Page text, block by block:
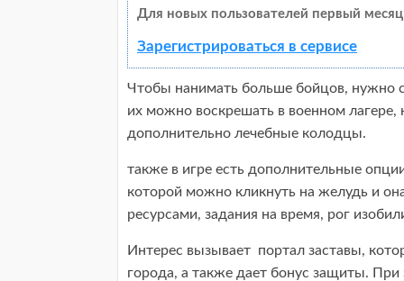
Для новых пользователей первый
Зарегистрироваться в сервисе
Чтобы нанимать больше бойцов, нужно
их можно воскрешать в военном
дополнительно лечебные колодцы.
также в игре есть дополнительные
которой можно кликнуть на желудь и
ресурсами, задания на время, рог
Интерес вызывает портал заставы,
города, а также дает бонус защиты.